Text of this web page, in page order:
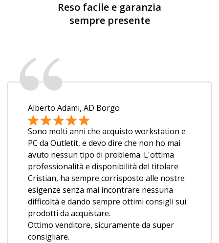
Reso facile e garanzia
sempre presente
Alberto Adami, AD Borgo
Sono molti anni che acquisto workstation e
PC da Outletit, e devo dire che non ho mai
avuto nessun tipo di problema. L'ottima
professionalità e disponibilità del titolare
Cristian, ha sempre corrisposto alle nostre
esigenze senza mai incontrare nessuna
difficoltà e dando sempre ottimi consigli sui
prodotti da acquistare.
Ottimo venditore, sicuramente da super
consigliare.